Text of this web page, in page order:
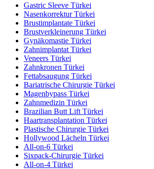
Gastric Sleeve Türkei
Nasenkorrektur Türkei
Brustimplantate Türkei
Brustverkleinerung Türkei
Gynäkomastie Türkei
Zahnimplantat Türkei
Veneers Türkei
Zahnkronen Türkei
Fettabsaugung Türkei
Bariatrische Chirurgie Türkei
Magenbypass Türkei
Zahnmedizin Türkei
Brazilian Butt Lift Türkei
Haartransplantation Türkei
Plastische Chirurgie Türkei
Hollywood Lächeln Türkei
All-on-6 Türkei
Sixpack-Chirurgie Türkei
All-on-4 Türkei